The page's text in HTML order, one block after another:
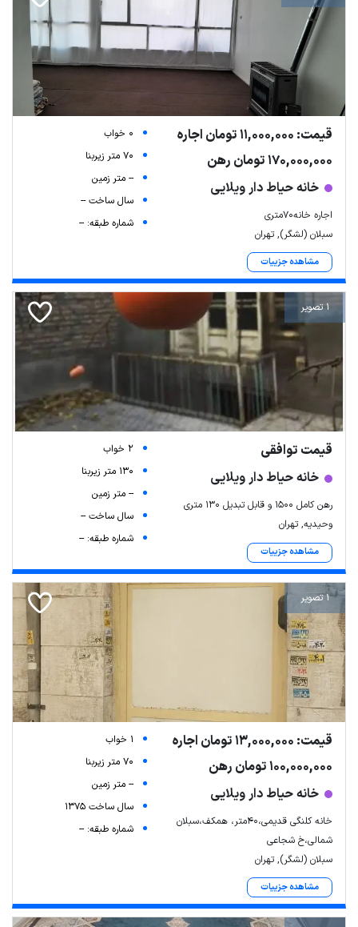
قیمت: 11,000,000 تومان اجاره
170,000,000 تومان رهن
خانه حیاط دار ویلایی
اجاره خانه۷۰متری
سبلان (لشگر), تهران
مشاهده جزییات
0 خواب
70 متر زیربنا
-- متر زمین
سال ساخت --
شماره طبقه: --
1 تصویر
قیمت توافقی
خانه حیاط دار ویلایی
رهن کامل ۱۵۰۰ و قابل تبدیل ۱۳۰ متری
وحیدیه, تهران
مشاهده جزییات
2 خواب
130 متر زیربنا
-- متر زمین
سال ساخت --
شماره طبقه: --
1 تصویر
قیمت: 13,000,000 تومان اجاره
100,000,000 تومان رهن
خانه حیاط دار ویلایی
خانه کلنگی قدیمی،۴۰متر، همکف،سبلان
شمالی،خ شجاعی
سبلان (لشگر), تهران
مشاهده جزییات
1 خواب
70 متر زیربنا
-- متر زمین
سال ساخت 1375
شماره طبقه: --